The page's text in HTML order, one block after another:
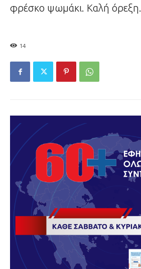
φρέσκο ψωμάκι. Καλή όρεξη.
14